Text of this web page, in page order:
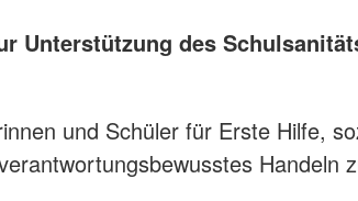
Unterstützung des
und Schüler für Erste Hilfe,
Handeln